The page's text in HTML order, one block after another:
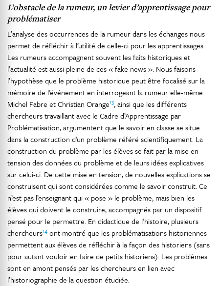
L’obstacle de la rumeur, un levier d’apprentissage pour
problématiser
L’analyse des occurrences de la rumeur dans les échanges nous
permet de réfléchir à l’utilité de celle-ci pour les apprentissages.
Les rumeurs accompagnent souvent les faits historiques et
l’actualité est aussi pleine de ces « fake news ». Nous faisons
l’hypothèse que le problème historique peut être focalisé sur la
mémoire de l’événement en interrogeant la rumeur elle-même.
Michel Fabre et Christian Orange13, ainsi que les différents
chercheurs travaillant avec le Cadre d’Apprentissage par
Problématisation, argumentent que le savoir en classe se situe
dans la construction d’un problème référé scientifiquement. La
construction du problème par les élèves se fait par la mise en
tension des données du problème et de leurs idées explicatives
sur celui-ci. De cette mise en tension, de nouvelles explications se
construisent qui sont considérées comme le savoir construit. Ce
n’est pas l’enseignant qui « pose » le problème, mais bien les
élèves qui doivent le construire, accompagnés par un dispositif
pensé pour le permettre. En didactique de l’histoire, plusieurs
chercheurs14 ont montré que les problématisations historiennes
permettent aux élèves de réfléchir à la façon des historiens (sans
pour autant vouloir en faire de petits historiens). Les problèmes
sont en amont pensés par les chercheurs en lien avec
l’historiographie de la question étudiée.